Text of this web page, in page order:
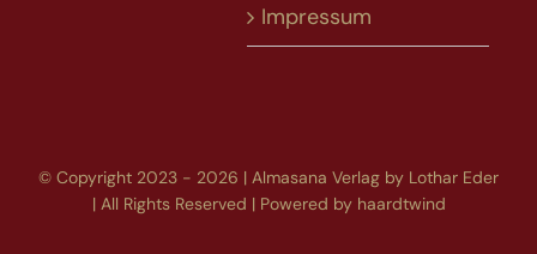
Impressum
© Copyright 2023 - 2026 | Almasana Verlag by Lothar Eder
| All Rights Reserved | Powered by haardtwind